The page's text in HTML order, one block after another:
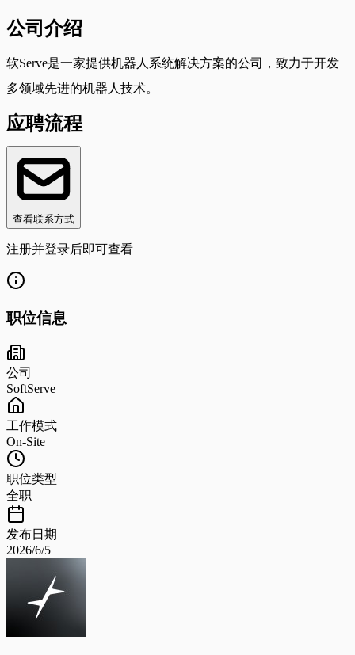
公司介绍
软Serve是一家提供机器人系统解决方案的公司，致力于开发
多领域先进的机器人技术。
应聘流程
查看联系方式
注册并登录后即可查看
职位信息
公司
SoftServe
工作模式
On-Site
职位类型
全职
发布日期
2026/6/5